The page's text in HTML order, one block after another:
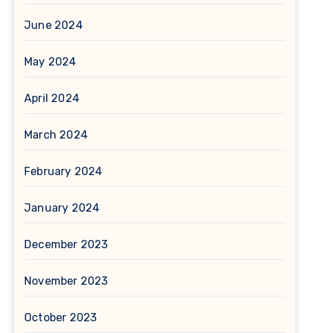
June 2024
May 2024
April 2024
March 2024
February 2024
January 2024
December 2023
November 2023
October 2023